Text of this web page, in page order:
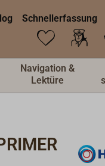
Schnellerfassung
Navigation &
Lektüre